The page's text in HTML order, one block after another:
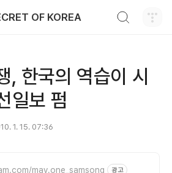
OF KOREA
, 한국의 역습이 시
일보 펌
1. 15. 07:36
may.one_samsong 광고